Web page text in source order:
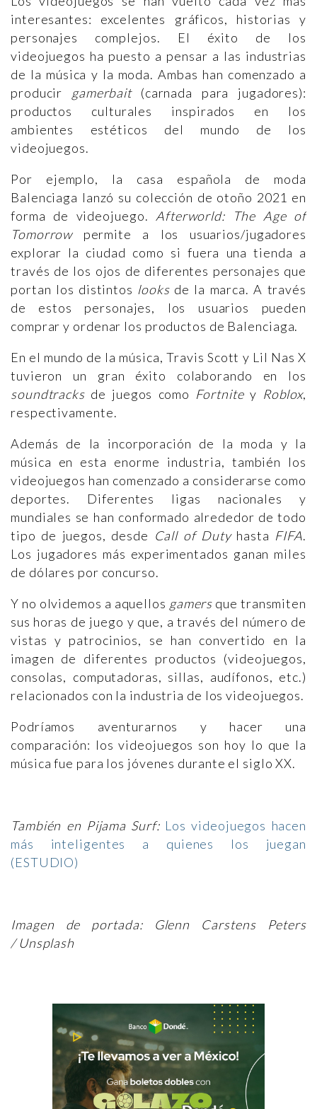
interesantes: excelentes gráficos, historias y
personajes complejos. El éxito de los
videojuegos ha puesto a pensar a las industrias
de la música y la moda. Ambas han comenzado a
producir gamerbait(carnada para jugadores):
productos culturales inspirados en los
ambientes estéticos del mundo de los
videojuegos.
Por ejemplo, la casa española de moda
Balenciaga lanzó su colección de otoño 2021 en
forma de videojuego. Afterworld: The Age of
Tomorrowpermite a los usuarios/jugadores
explorar la ciudad como si fuera una tienda a
través de los ojos de diferentes personajes que
portan los distintos looksde la marca. A través
de estos personajes, los usuarios pueden
comprar y ordenar los productos de Balenciaga.
En el mundo de la música, Travis Scott y Lil Nas X
tuvieron un gran éxito colaborando en los
soundtracksde juegos como Fortnitey Roblox,
respectivamente.
Además de la incorporación de la moda y la
música en esta enorme industria, también los
videojuegos han comenzado a considerarse como
deportes. Diferentes ligas nacionales y
mundiales se han conformado alrededor de todo
tipo de juegos, desde Call of Dutyhasta FIFA.
Los jugadores más experimentados ganan miles
de dólares por concurso.
Y no olvidemos a aquellos gamers que transmiten
sus horas de juego y que, a través del número de
vistas y patrocinios, se han convertido en la
imagen de diferentes productos (videojuegos,
consolas, computadoras, sillas, audífonos, etc.)
relacionados con la industria de los videojuegos.
Podríamos aventurarnos y hacer una
comparación: los videojuegos son hoy lo que la
música fue para los jóvenes durante el siglo XX.
También en Pijama Surf: Los videojuegos hacen
más inteligentes a quienes los juegan
(ESTUDIO)
Imagen de portada: Glenn Carstens Peters
/Unsplash